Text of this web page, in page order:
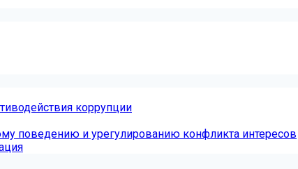
коррупции
поведению и урегулированию конфликта интересов